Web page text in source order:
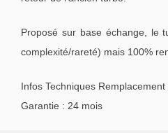
Proposé sur base échange, le
complexité/rareté) mais 100%
Infos Techniques
Garantie : 24 mois